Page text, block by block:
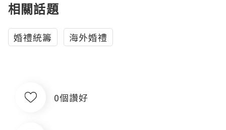
相關話題
婚禮統籌 海外婚禮
0個讚好